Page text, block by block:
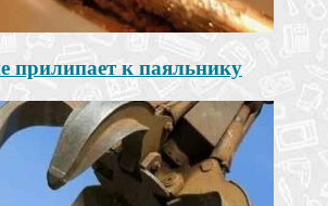
прилипает к паяльнику